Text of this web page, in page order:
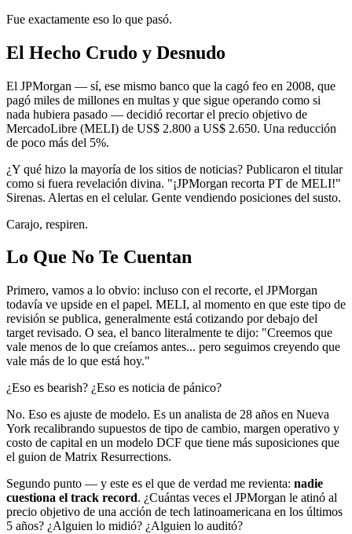
Fue exactamente eso lo que pasó.
El Hecho Crudo y Desnudo
El JPMorgan — sí, ese mismo banco que la cagó feo en 2008, que
pagó miles de millones en multas y que sigue operando como si
nada hubiera pasado — decidió recortar el precio objetivo de
MercadoLibre (MELI) de US$ 2.800 a US$ 2.650. Una reducción
de poco más del 5%.
¿Y qué hizo la mayoría de los sitios de noticias? Publicaron el titular
como si fuera revelación divina. "¡JPMorgan recorta PT de MELI!"
Sirenas. Alertas en el celular. Gente vendiendo posiciones del susto.
Carajo, respiren.
Lo Que No Te Cuentan
Primero, vamos a lo obvio: incluso con el recorte, el JPMorgan
todavía ve upside en el papel. MELI, al momento en que este tipo de
revisión se publica, generalmente está cotizando por debajo del
target revisado. O sea, el banco literalmente te dijo: "Creemos que
vale menos de lo que creíamos antes... pero seguimos creyendo que
vale más de lo que está hoy."
¿Eso es bearish? ¿Eso es noticia de pánico?
No. Eso es ajuste de modelo. Es un analista de 28 años en Nueva
York recalibrando supuestos de tipo de cambio, margen operativo y
costo de capital en un modelo DCF que tiene más suposiciones que
el guion de Matrix Resurrections.
Segundo punto — y este es el que de verdad me revienta: nadie
cuestiona el track record. ¿Cuántas veces el JPMorgan le atinó al
precio objetivo de una acción de tech latinoamericana en los últimos
5 años? ¿Alguien lo midió? ¿Alguien lo auditó?